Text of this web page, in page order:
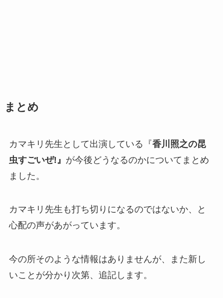
まとめ
カマキリ先生として出演している『香川照之の昆
虫すごいぜ!』 が今後どうなるのかについてまとめ
ました。
カマキリ先生も打ち切りになるのではないか、と
心配の声があがっています。
今の所そのような情報はありませんが、また新し
いことが分かり次第、追記します。